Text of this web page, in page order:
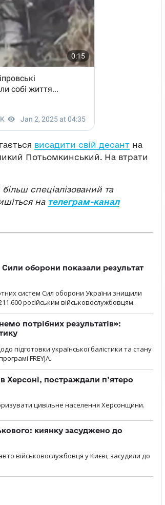
висадити свій десант на
Потьомкинський. На втрати
спеціалізований та
на телеграм-канал
Сили оборони показали результат
систем Сил оборони України знищили
600 російським військовослужбовцям.
потрібних результатів»:
підготовки української балістики та стану
FREYJA.
Херсоні, постраждали п’ятеро
цивільне населення Херсонщини.
киянку засуджено до
військовослужбовця у Києві, засудили до